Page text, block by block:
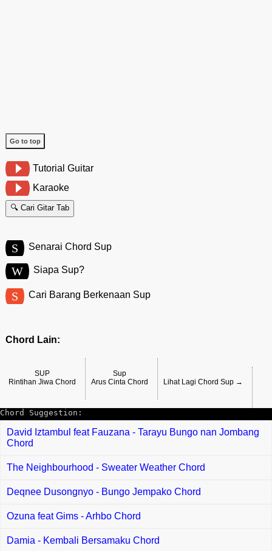
Go to top
Tutorial Guitar
Karaoke
🔍 Cari Gitar Tab
S Senarai Chord Sup
W Siapa Sup?
S Cari Barang Berkenaan Sup
Chord Lain:
SUP
Rintihan Jiwa Chord
Sup
Arus Cinta Chord
Lihat Lagi Chord Sup →
Chord Suggestion:
David Iztambul feat Fauzana - Tarayu Bungo nan Jombang
Chord
The Neighbourhood - Sweater Weather Chord
Deqnee Dusongnyo - Bungo Jempako Chord
Ozuna feat Gims - Arhbo Chord
Damia - Kembali Bersamaku Chord